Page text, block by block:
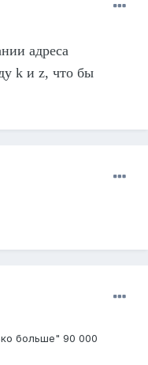
адреса
k и z, что бы
больше" 90 000